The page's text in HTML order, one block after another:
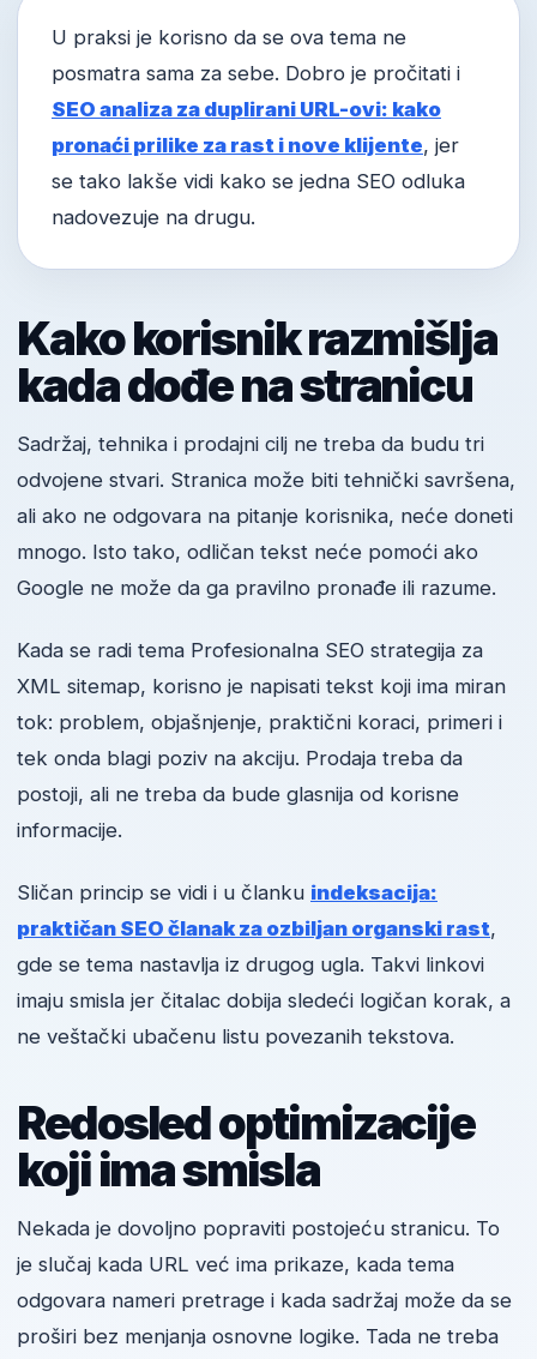
U praksi je korisno da se ova tema ne
posmatra sama za sebe. Dobro je pročitati i
SEO analiza za duplirani URL-ovi: kako
pronaći prilike za rast i nove klijente, jer
se tako lakše vidi kako se jedna SEO odluka
nadovezuje na drugu.
Kako korisnik razmišlja
kada dođe na stranicu
Sadržaj, tehnika i prodajni cilj ne treba da budu tri
odvojene stvari. Stranica može biti tehnički savršena,
ali ako ne odgovara na pitanje korisnika, neće doneti
mnogo. Isto tako, odličan tekst neće pomoći ako
Google ne može da ga pravilno pronađe ili razume.
Kada se radi tema Profesionalna SEO strategija za
XML sitemap, korisno je napisati tekst koji ima miran
tok: problem, objašnjenje, praktični koraci, primeri i
tek onda blagi poziv na akciju. Prodaja treba da
postoji, ali ne treba da bude glasnija od korisne
informacije.
Sličan princip se vidi i u članku indeksacija:
praktičan SEO članak za ozbiljan organski rast,
gde se tema nastavlja iz drugog ugla. Takvi linkovi
imaju smisla jer čitalac dobija sledeći logičan korak, a
ne veštački ubačenu listu povezanih tekstova.
Redosled optimizacije
koji ima smisla
Nekada je dovoljno popraviti postojeću stranicu. To
je slučaj kada URL već ima prikaze, kada tema
odgovara nameri pretrage i kada sadržaj može da se
proširi bez menjanja osnovne logike. Tada ne treba